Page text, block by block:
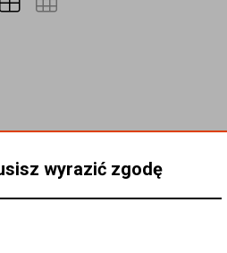
wyrazić zgodę